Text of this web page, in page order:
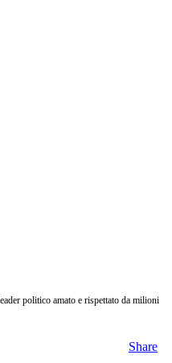
politico amato e rispettato da milioni
Share